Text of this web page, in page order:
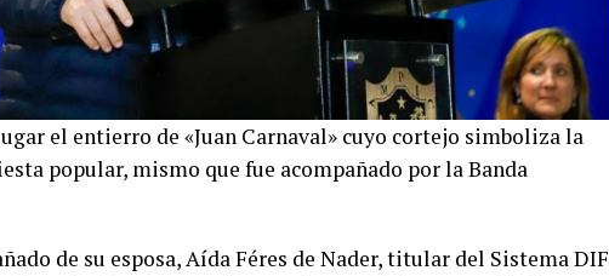
el entierro de «Juan Carnaval» cuyo cortejo simboliza la
popular, mismo que fue acompañado por la Banda
de su esposa, Aída Féres de Nader, titular del Sistema DIF